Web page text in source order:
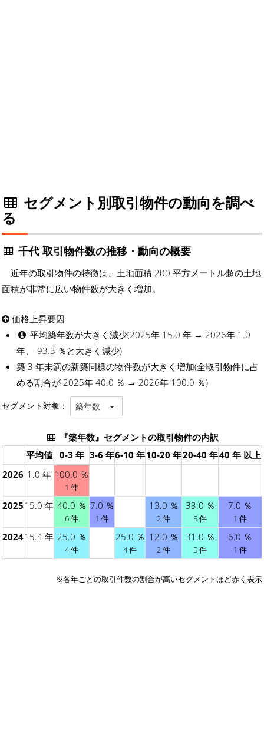
セグメント別取引物件の動向を調べ
る
千代 取引物件数の推移・動向の概要
近年の取引物件の特徴は、土地面積 200 平方メートル超の土地
面積が非常に広い物件数が大きく増加。
価格上昇要因
平均築年数が大きく減少(2025年 15.0 年 → 2026年 1.0
年、-93.3 ％と大きく減少)
築 3 年未満の新築同様の物件数が大きく増加(全取引物件に占
める割合が 2025年 40.0 ％ → 2026年 100.0 ％)
セグメント対象： 築年数
『築年数』セグメントの取引物件の内訳
平均値
0-3 年 3-6 年6-10 年10-20 年20-40 年40 年 以上
2026 1.0 年 100.0 ％
1 件
202515.0 年 40.0 ％
6 件
7.0 ％
1 件
13.0 ％
2 件
33.0 ％
5 件
7.0 ％
1 件
202415.4 年 25.0 ％
4 件
25.0 ％
4 件
12.0 ％
2 件
31.0 ％
5 件
6.0 ％
1 件
※各年ごとの取引件数の割合が高いセグメントほど赤く表示